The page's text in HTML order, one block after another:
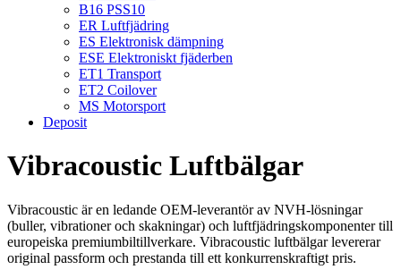
B16 PSS10
ER Luftfjädring
ES Elektronisk dämpning
ESE Elektroniskt fjäderben
ET1 Transport
ET2 Coilover
MS Motorsport
Deposit
Vibracoustic Luftbälgar
Vibracoustic är en ledande OEM-leverantör av NVH-lösningar
(buller, vibrationer och skakningar) och luftfjädringskomponenter till
europeiska premiumbiltillverkare. Vibracoustic luftbälgar levererar
original passform och prestanda till ett konkurrenskraftigt pris.